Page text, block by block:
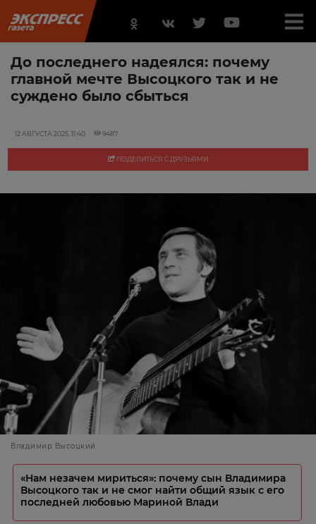
До последнего надеялся: почему
главной мечте Высоцкого так и не
суждено было сбыться
12 АВГУСТА 2025, 11:40 9487
ПОДЕЛИТЬСЯ С ДРУЗЬЯМИ
Владимир Высоцкий
«Нам незачем мириться»: почему сын Владимира
Высоцкого так и не смог найти общий язык с его
последней любовью Мариной Влади